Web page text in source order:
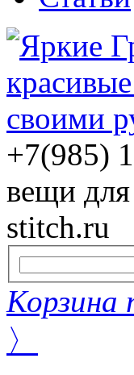
+7(985)
вещи
stitch.ru
Корзина
〉